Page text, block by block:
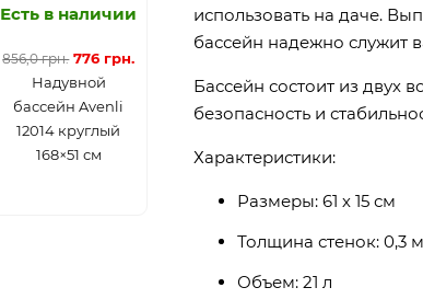
Есть в наличии
856,0 грн. 776 грн.
Надувной
бассейн Avenli
12014 круглый
168×51 см
использовать на даче.
бассейн надежно служит
Бассейн состоит из двух
безопасность и
Характеристики:
Размеры: 61 х 15 см
Толщина стенок: 0,3
Объем: 21 л